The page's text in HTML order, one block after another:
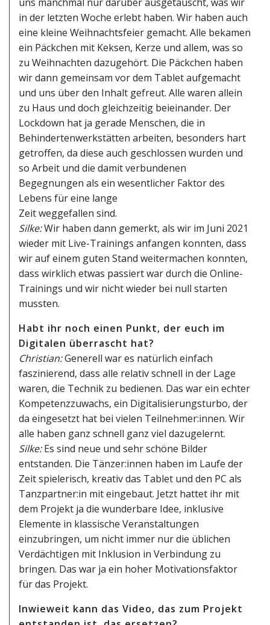
in der letzten Woche erlebt haben. Wir haben auch
eine kleine Weihnachtsfeier gemacht. Alle bekamen
ein Päckchen mit Keksen, Kerze und allem, was so
zu Weihnachten dazugehört. Die Päckchen haben
wir dann gemeinsam vor dem Tablet aufgemacht
und uns über den Inhalt gefreut. Alle waren allein
zu Haus und doch gleichzeitig beieinander. Der
Lockdown hat ja gerade Menschen, die in
Behindertenwerkstätten arbeiten, besonders hart
getroffen, da diese auch geschlossen wurden und
so Arbeit und die damit verbundenen
Begegnungen als ein wesentlicher Faktor des
Lebens für eine lange
Zeit weggefallen sind.
Silke:Wir haben dann gemerkt, als wir im Juni 2021
wieder mit Live-Trainings anfangen konnten, dass
wir auf einem guten Stand weitermachen konnten,
dass wirklich etwas passiert war durch die Online-
Trainings und wir nicht wieder bei null starten
mussten.
Habt ihr noch einen Punkt, der euch im
Digitalen überrascht hat?
Christian:Generell war es natürlich einfach
faszinierend, dass alle relativ schnell in der Lage
waren, die Technik zu bedienen. Das war ein echter
Kompetenzzuwachs, ein Digitalisierungsturbo, der
da eingesetzt hat bei vielen Teilnehmer:innen. Wir
alle haben ganz schnell ganz viel dazugelernt.
Silke:Es sind neue und sehr schöne Bilder
entstanden. Die Tänzer:innen haben im Laufe der
Zeit spielerisch, kreativ das Tablet und den PC als
Tanzpartner:in mit eingebaut. Jetzt hattet ihr mit
dem Projekt ja die wunderbare Idee, inklusive
Elemente in klassische Veranstaltungen
einzubringen, um nicht immer nur die üblichen
Verdächtigen mit Inklusion in Verbindung zu
bringen. Das war ja ein hoher Motivationsfaktor
für das Projekt.
Inwieweit kann das Video, das zum Projekt